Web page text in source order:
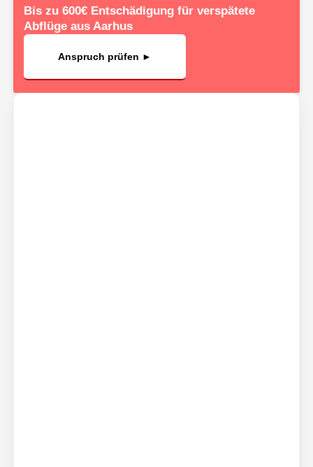
Bis zu 600€ Entschädigung für verspätete
Abflüge aus Aarhus
Anspruch prüfen ►